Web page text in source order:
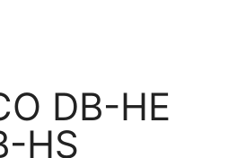
DB-HE
HS